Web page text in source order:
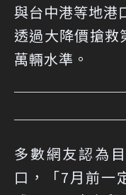
與台中港等地港
透過大降價搶
萬輛水準。
多數網友認為
口，「7月前一